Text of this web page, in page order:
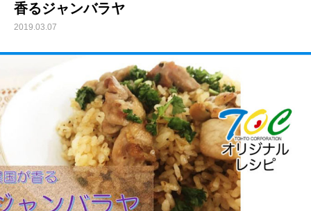
香るジャンバラヤ
2019.03.07